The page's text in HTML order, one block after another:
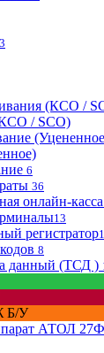
/ SCO)
6
36
онлайн-
13
регистратор
8
данный (ТСД )
Б/У